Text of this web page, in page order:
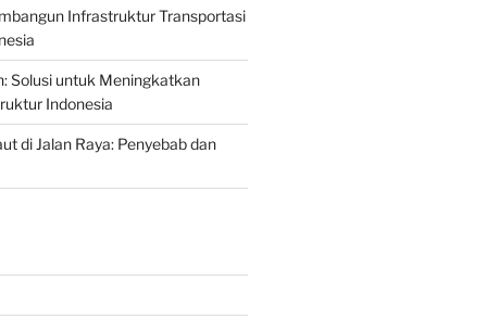
Infrastruktur Transportasi
Solusi untuk Meningkatkan
Indonesia
di Jalan Raya: Penyebab dan